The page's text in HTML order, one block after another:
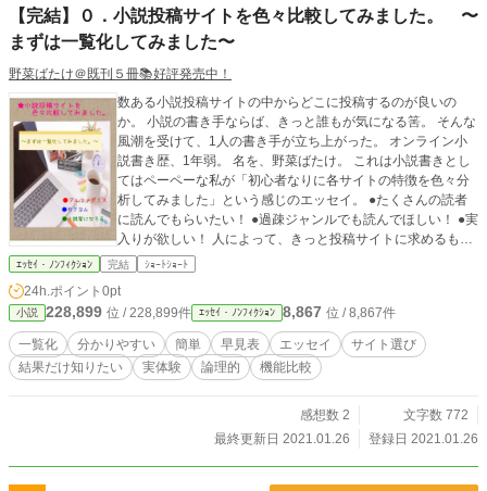
【完結】０．小説投稿サイトを色々比較してみました。 〜
まずは一覧化してみました〜
野菜ばたけ＠既刊５冊📚好評発売中！
数ある小説投稿サイトの中からどこに投稿するのが良いの
か。 小説の書き手ならば、きっと誰もが気になる筈。 そんな
風潮を受けて、1人の書き手が立ち上がった。 オンライン小
説書き歴、1年弱。 名を、野菜ばたけ。 これは小説書きとし
てはペーペーな私が「初心者なりに各サイトの特徴を色々分
析してみました」という感じのエッセイ。 ●たくさんの読者
に読んでもらいたい！ ●過疎ジャンルでも読んでほしい！ ●実
入りが欲しい！ 人によって、きっと投稿サイトに求めるもの
は違うんじゃないかと思います。 これは、そんな人たちが自
す。
ｴｯｾｲ・ﾉﾝﾌｨｸｼｮﾝ 完結 ｼｮｰﾄｼｮｰﾄ
24h.ポイント 0pt
小説 228,899 位 / 228,899件 ｴｯｾｲ・ﾉﾝﾌｨｸｼｮﾝ 8,867 位 / 8,867件
一覧化 分かりやすい 簡単 早見表 エッセイ
サイト選び
結果だけ知りたい
実体験 論理的 機能比較
感想数 2
文字数 772
最終更新日 2021.01.26
登録日 2021.01.26